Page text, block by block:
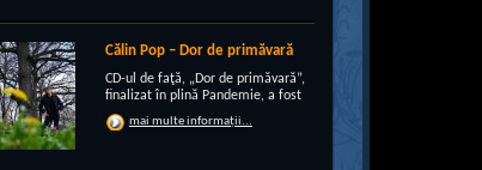
voios anotimpul ruginiu al
melancoliilor de tot soiul, cu un nou
[…]
Călin Pop – Dor de primăvară
CD-ul de faţă, „Dor de primăvară”,
finalizat în plină Pandemie, a fost
conceput, pe de-a intregul, de
rocker-ul Călin Pop, inconfundabil
mai multe informații...